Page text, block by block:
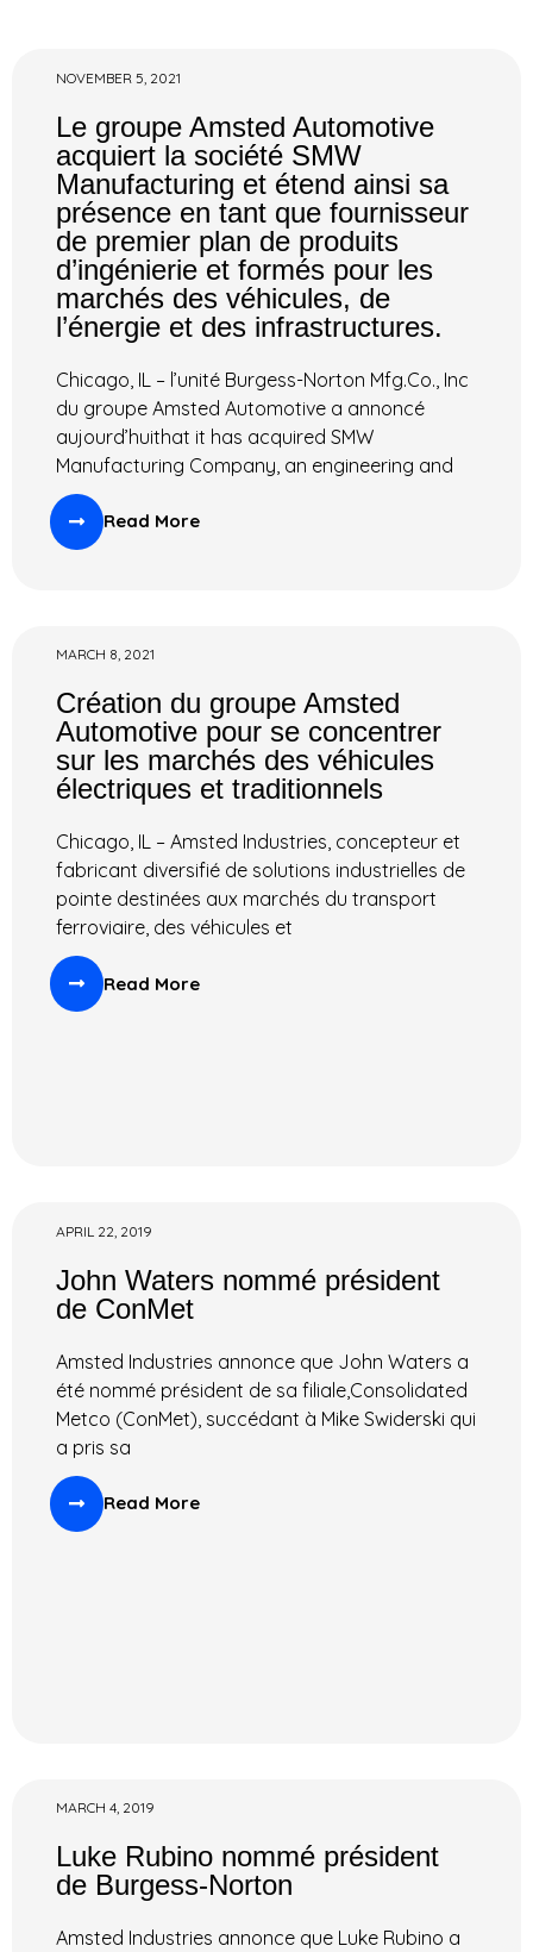
NOVEMBER 5, 2021
Le groupe Amsted Automotive
acquiert la société SMW
Manufacturing et étend ainsi sa
présence en tant que fournisseur
de premier plan de produits
d’ingénierie et formés pour les
marchés des véhicules, de
l’énergie et des infrastructures.
Chicago, IL – l’unité Burgess-Norton Mfg.Co., Inc
du groupe Amsted Automotive a annoncé
aujourd’huithat it has acquired SMW
Manufacturing Company, an engineering and
Read More
MARCH 8, 2021
Création du groupe Amsted
Automotive pour se concentrer
sur les marchés des véhicules
électriques et traditionnels
Chicago, IL – Amsted Industries, concepteur et
fabricant diversifié de solutions industrielles de
pointe destinées aux marchés du transport
ferroviaire, des véhicules et
Read More
APRIL 22, 2019
John Waters nommé président
de ConMet
Amsted Industries annonce que John Waters a
été nommé président de sa filiale,Consolidated
Metco (ConMet), succédant à Mike Swiderski qui
a pris sa
Read More
MARCH 4, 2019
Luke Rubino nommé président
de Burgess-Norton
Amsted Industries annonce que Luke Rubino a